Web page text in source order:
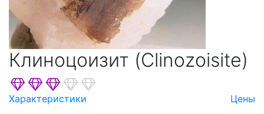
Клиноцоизит (Clinozoisite)
Характеристики Цены